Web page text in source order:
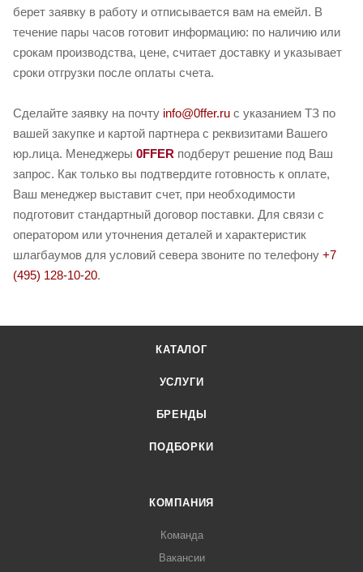
берет заявку в работу и отписывается вам на емейл. В
течение пары часов готовит информацию: по наличию или
срокам производства, цене, считает доставку и указывает
сроки отгрузки после оплаты счета.
Сделайте заявку на почту info@0ffer.ru с указанием ТЗ по
вашей закупке и картой партнера с реквизитами Вашего
юр.лица. Менеджеры 0FFER подберут решение под Ваш
запрос. Как только вы подтвердите готовность к оплате,
Ваш менеджер выставит счет, при необходимости
подготовит стандартный договор поставки. Для связи с
оператором или уточнения деталей и характеристик
шлагбаумов для условий севера звоните по телефону +7
(495) 128-10-20.
КАТАЛОГ
УСЛУГИ
БРЕНДЫ
ПОДБОРКИ
КОМПАНИЯ
Команда
Вакансии